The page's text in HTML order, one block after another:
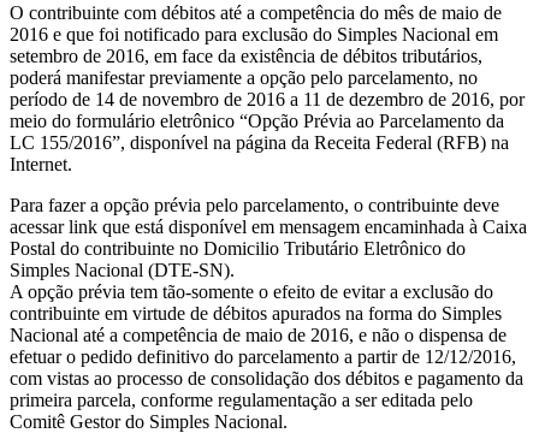
O contribuinte com débitos até a competência do mês de maio de
2016 e que foi notificado para exclusão do Simples Nacional em
setembro de 2016, em face da existência de débitos tributários,
poderá manifestar previamente a opção pelo parcelamento, no
período de 14 de novembro de 2016 a 11 de dezembro de 2016, por
meio do formulário eletrônico “Opção Prévia ao Parcelamento da
LC 155/2016”, disponível na página da Receita Federal (RFB) na
Internet.
Para fazer a opção prévia pelo parcelamento, o contribuinte deve
acessar link que está disponível em mensagem encaminhada à Caixa
Postal do contribuinte no Domicilio Tributário Eletrônico do
Simples Nacional (DTE-SN).
A opção prévia tem tão-somente o efeito de evitar a exclusão do
contribuinte em virtude de débitos apurados na forma do Simples
Nacional até a competência de maio de 2016, e não o dispensa de
efetuar o pedido definitivo do parcelamento a partir de 12/12/2016,
com vistas ao processo de consolidação dos débitos e pagamento da
primeira parcela, conforme regulamentação a ser editada pelo
Comitê Gestor do Simples Nacional.